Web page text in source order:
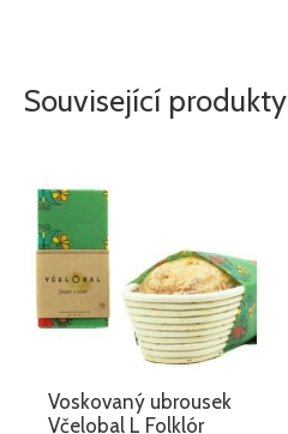
Související produkty
Voskovaný ubrousek
Včelobal L Folklór